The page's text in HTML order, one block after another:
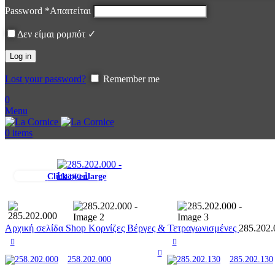
Password *Απαιτείται
Δεν είμαι ρομπότ ✓
Log in
Lost your password?
Remember me
0
Menu
0 items
Click to enlarge
Αρχική σελίδα Shop Κορνίζες Βέργες & Τετραγωνισμένες
258.202.000 285.202.130